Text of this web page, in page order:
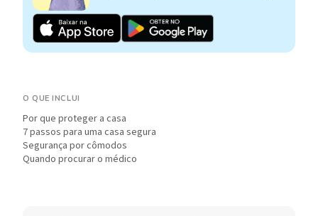
O QUE INCLUI
Por que proteger a casa
7 passos para uma casa segura
Segurança por cômodos
Quando procurar o médico